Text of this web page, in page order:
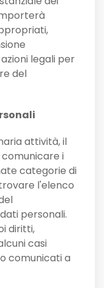
legali per
del
attività, il
i
categorie di
l'elenco
personali.
diritti,
casi
comunicati a